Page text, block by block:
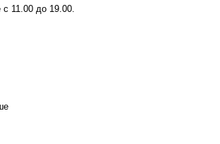
11.00 до 19.00.